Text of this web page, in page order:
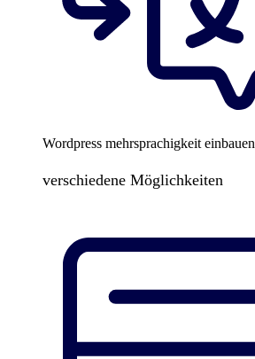
Wordpress mehrsprachigkeit
verschiedene Möglichkeiten